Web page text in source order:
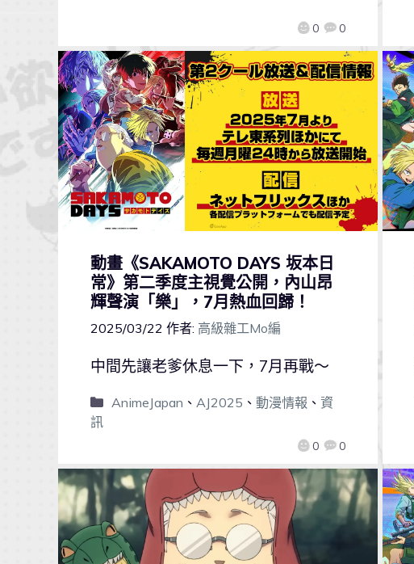
0 0
動畫《SAKAMOTO DAYS 坂本日
常》第二季度主視覺公開，內山昂
輝聲演「樂」，7月熱血回歸！
2025/03/22 作者: 高級雜工Mo編
0 0
中間先讓老爹休息一下，7月再戰～
AnimeJapan 、 AJ2025 、 動漫情報 、 資
訊